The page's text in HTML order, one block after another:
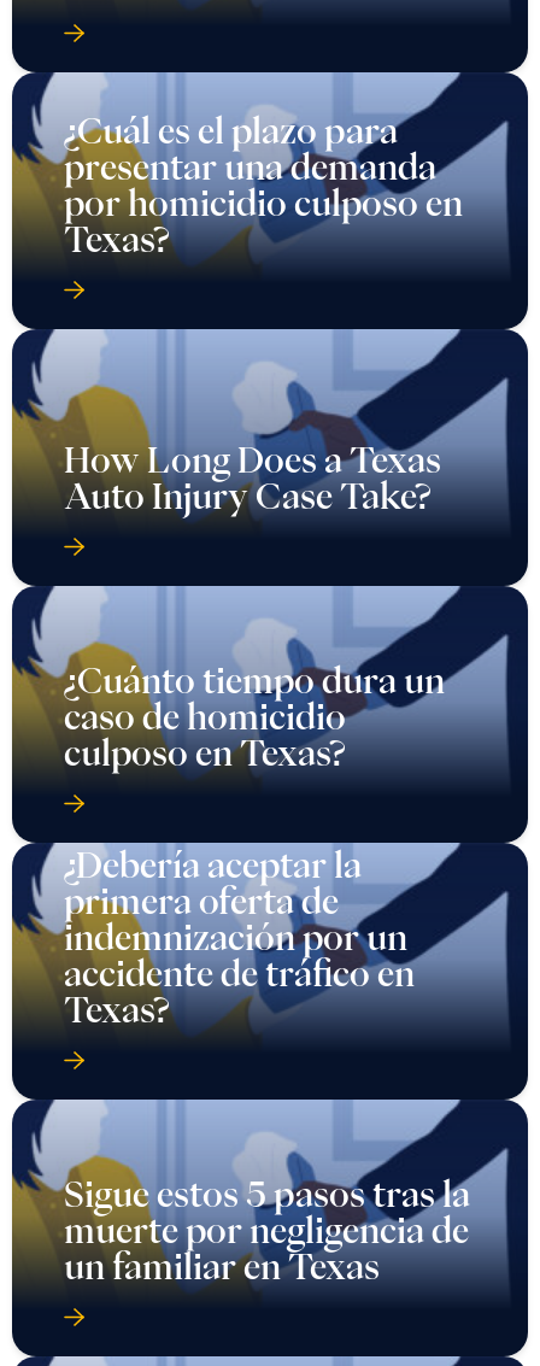
¿Cuál es el plazo para
presentar una demanda
por homicidio culposo en
Texas?
How Long Does a Texas
Auto Injury Case Take?
¿Cuánto tiempo dura un
caso de homicidio
culposo en Texas?
¿Debería aceptar la
primera oferta de
indemnización por un
accidente de tráfico en
Texas?
Sigue estos 5 pasos tras la
muerte por negligencia de
un familiar en Texas